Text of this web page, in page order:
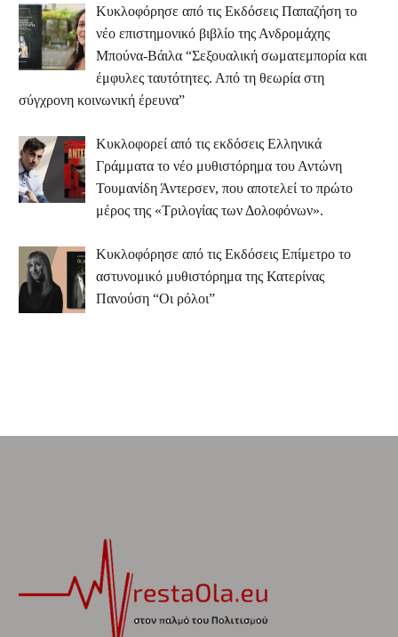
Κυκλοφόρησε από τις Εκδόσεις Παπαζήση το
νέο επιστημονικό βιβλίο της Ανδρομάχης
Μπούνα-Βάιλα “Σεξουαλική σωματεμπορία και
έμφυλες ταυτότητες. Από τη θεωρία στη
σύγχρονη κοινωνική έρευνα”
Κυκλοφορεί από τις εκδόσεις Ελληνικά
Γράμματα το νέο μυθιστόρημα του Αντώνη
Τουμανίδη Άντερσεν, που αποτελεί το πρώτο
μέρος της «Τριλογίας των Δολοφόνων».
Κυκλοφόρησε από τις Εκδόσεις Επίμετρο το
αστυνομικό μυθιστόρημα της Κατερίνας
Πανούση “Οι ρόλοι”